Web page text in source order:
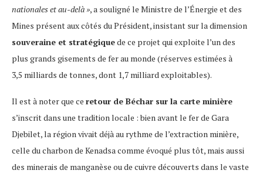
nationales et au-delà », a souligné le Ministre de l’Énergie et des
Mines présent aux côtés du Président, insistant sur la dimension
souveraine et stratégiquede ce projet qui exploite l’un des
plus grands gisements de fer au monde (réserves estimées à
3,5 milliards de tonnes, dont 1,7 milliard exploitables).
Il est à noter que ce retour de Béchar sur la carte minière
s’inscrit dans une tradition locale : bien avant le fer de Gara
Djebilet, la région vivait déjà au rythme de l’extraction minière,
celle du charbon de Kenadsa comme évoqué plus tôt, mais aussi
des minerais de manganèse ou de cuivre découverts dans le vaste